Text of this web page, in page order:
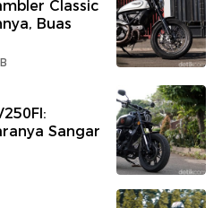
Classic
Buas
Sangar